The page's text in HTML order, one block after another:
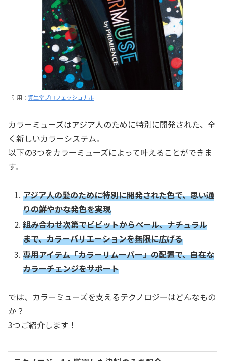
引用： 資生堂プロフェッショナル
カラーミューズはアジア人のために特別に開発された、全
く新しいカラーシステム。
以下の3つをカラーミューズによって叶えることができま
す。
アジア人の髪のために特別に開発された色で、思い通
りの鮮やかな発色を実現
組み合わせ次第でビビットからペール、ナチュラル
まで、カラーバリエーションを無限に広げる
専用アイテム「カラーリムーバー」の配置で、自在な
カラーチェンジをサポート
では、カラーミューズを支えるテクノロジーはどんなもの
か？
3つご紹介します！